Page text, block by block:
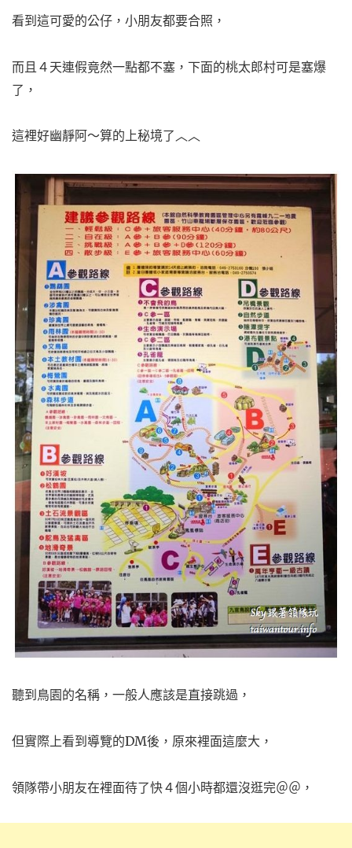
看到這可愛的公仔，小朋友都要合照，
而且４天連假竟然一點都不塞，下面的桃太郎村可是塞爆
了，
這裡好幽靜阿～算的上秘境了︿︿
聽到鳥園的名稱，一般人應該是直接跳過，
但實際上看到導覽的DM後，原來裡面這麼大，
領隊帶小朋友在裡面待了快４個小時都還沒逛完＠＠，